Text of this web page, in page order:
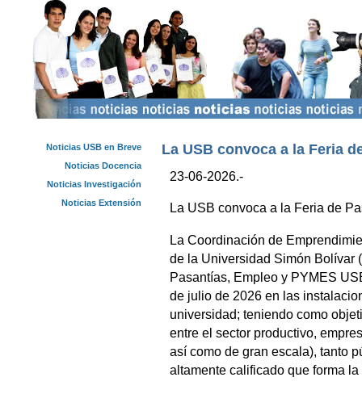
La USB convoca a la Feria
23-06-2026.-
La USB convoca a la Feria de
La Coordinación de
de la Universidad Simón Bolívar
Pasantías, Empleo y PYMES
de julio de 2026 en las
universidad; teniendo como
entre el sector productivo,
así como de gran escala), tanto
altamente calificado que forma
Noticias USB en Breve
Noticias Docencia
Noticias Investigación
Noticias Extensión